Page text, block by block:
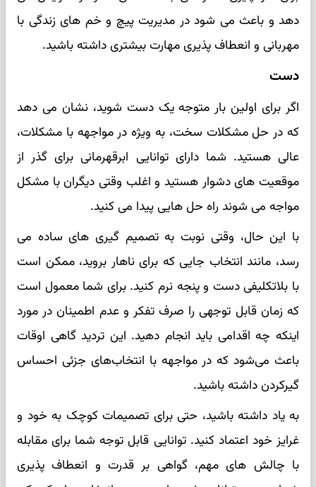
دهد و باعث می شود در مدیریت پیچ و خم های زندگی با
مهربانی و انعطاف پذیری مهارت بیشتری داشته باشید.
دست
اگر برای اولین بار متوجه یک دست شوید، نشان می دهد
که در حل مشکلات سخت، به ویژه در مواجهه با مشکلات،
عالی هستید. شما دارای توانایی ابرقهرمانی برای گذر از
موقعیت های دشوار هستید و اغلب وقتی دیگران با مشکل
مواجه می شوند راه حل هایی پیدا می کنید.
با این حال، وقتی نوبت به تصمیم گیری های ساده می
رسد، مانند انتخاب جایی که برای ناهار بروید، ممکن است
با بلاتکلیفی دست و پنجه نرم کنید. برای شما معمول است
که زمان قابل توجهی را صرف تفکر و عدم اطمینان در مورد
اینکه چه اقدامی باید انجام دهید. این تردید گاهی اوقات
باعث می‌شود که در مواجهه با انتخاب‌های جزئی احساس
گیرکردن داشته باشید.
به یاد داشته باشید، حتی برای تصمیمات کوچک به خود و
غرایز خود اعتماد کنید. توانایی قابل توجه شما برای مقابله
با چالش های مهم، گواهی بر قدرت و انعطاف پذیری